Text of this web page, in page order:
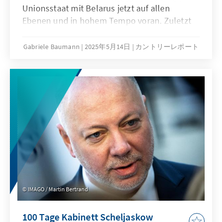
Unionsstaat mit Belarus jetzt auf allen
Ebenen und in hohem Tempo voran. Zuletzt
pompöse Forum “Großes Vermächtnis –
Gedenkfeier zum 80. Jahrestag des Sieges der
Roten Armee in Stalingrad statt. Was von
unabhängigen Beobachtern als Moskauer
“Siegeshysterie” rund um die Militärparade
am 9. Mai bezeichnet wird, gilt nicht weniger
für das offizielle Belarus. Das russische
Narrativ über die Auslegung der Geschichte
des 2. Weltkrieges dient auch dort als
Legitimation für die Aggression gegenüber der
Ukraine und das Auftreten gegenüber Europa.
Lukaschenko hat sich durch die umfänglichen
Machterhalt erkauft, nimmt damit aber in
Gabriele Baumann 2025年5月14日 カントリーレポート
IMAGO / Martin Bertrand
100 Tage Kabinett Scheljaskow